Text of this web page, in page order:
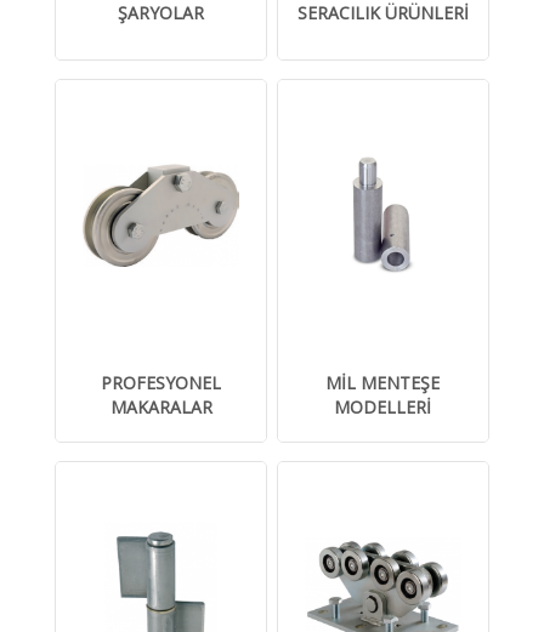
ŞARYOLAR SERACILIK ÜRÜNLERİ
PROFESYONEL
MAKARALAR
MİL MENTEŞE
MODELLERİ